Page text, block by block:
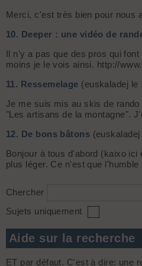
Merci, c'est très bien pour nous
10. Deeper : une vidéo de
Il n'y a pas que des pros qui
moins je le vois ainsi. http://
11. Ressemelage (euskaladej le
Je me suis mis au skis de
"Les artisans de la montagne".
12. De bons bâtons
Bonjour à tous d'abord (kaixo
plus léger. Ce n'est que l'humble
Chercher
Sujets uniquement
Aide sur la recherche
ET par défaut. C'est à dire: une